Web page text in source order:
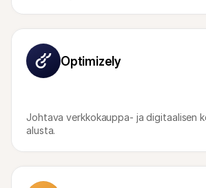
Optimizely
Johtava verkkokauppa- ja digitaalisen
alusta.